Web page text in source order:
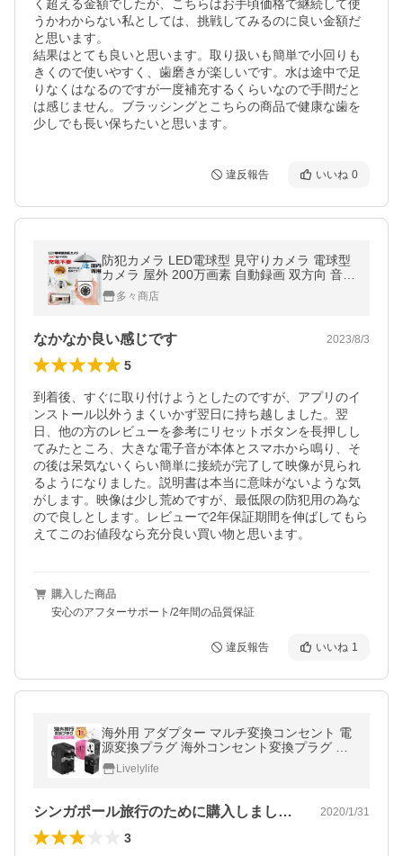
く超える金額でしたが、こちらはお手頃価格で継続して使
うかわからない私としては、挑戦してみるのに良い金額だ
と思います。
結果はとても良いと思います。取り扱いも簡単で小回りも
きくので使いやすく、歯磨きが楽しいです。水は途中で足
りなくはなるのですが一度補充するくらいなので手間だと
は感じません。ブラッシングとこちらの商品で健康な歯を
少しでも長い保ちたいと思います。
違反報告 いいね 0
防犯カメラ LED電球型 見守りカメラ 電球型
カメラ 屋外 200万画素 自動録画 双方向 音声
通話 設置簡単 遠隔 猫/犬/老人見守り/子供 技
適認証済み E27口金対応
多々商店
なかなか良い感じです 2023/8/3
5
到着後、すぐに取り付けようとしたのですが、アプリのイ
ンストール以外うまくいかず翌日に持ち越しました。翌
日、他の方のレビューを参考にリセットボタンを長押しし
てみたところ、大きな電子音が本体とスマホから鳴り、そ
の後は呆気ないくらい簡単に接続が完了して映像が見られ
るようになりました。説明書は本当に意味がないような気
がします。映像は少し荒めですが、最低限の防犯用の為な
ので良しとします。レビューで2年保証期間を伸ばしてもら
えてこのお値段なら充分良い買い物と思います。
購入した商品
安心のアフターサポート/2年間の品質保証
違反報告 いいね 1
海外用 アダプター マルチ変換コンセント 電
源変換プラグ 海外コンセント変換プラグ C
E/RoHS認証 全世界対応 変圧器不要 送料無
料 プレゼント
Livelylife
シンガポール旅行のために購入しました。… 2020/1/31
3